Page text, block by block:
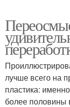
лучше всего на
пластика:
более половины